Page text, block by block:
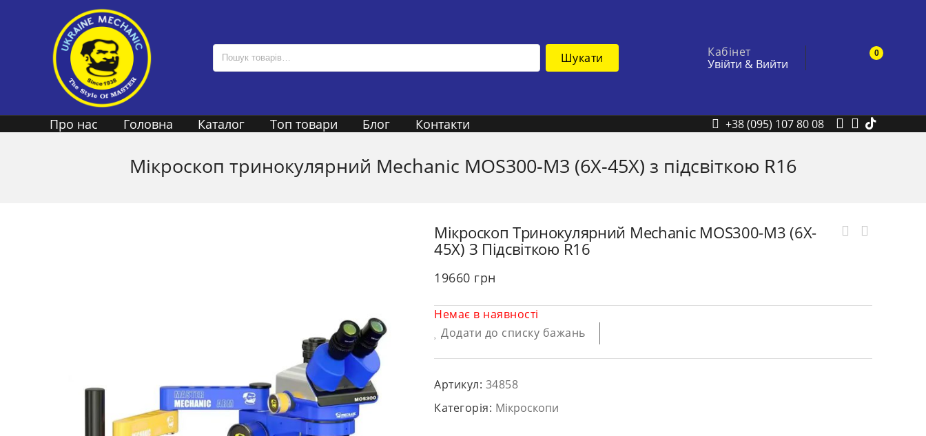
Шукати
Кабінет
Увійти & Вийти
0
Про нас Головна Каталог Топ товари Блог Контакти +38 (095) 107 80 08
Мікроскоп тринокулярний Mechanic MOS300-M3 (6X-45X) з підсвіткою R16
Мікроскоп Тринокулярний Mechanic MOS300-M3 (6X-
45X) З Підсвіткою R16
19660 грн
Немає в наявності
Додати до списку бажань
Артикул: 34858
Категорія: Мікроскопи